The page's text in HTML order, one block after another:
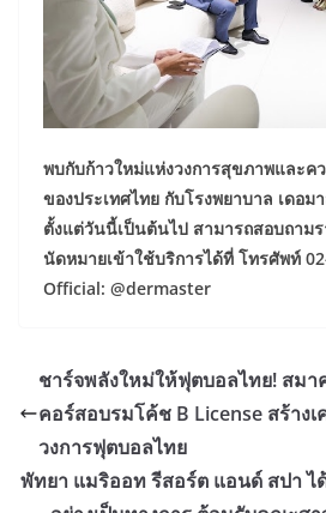
พบกับก้าวใหม่แห่งวงการสุขภาพและค
ของประเทศไทย กับโรงพยาบาล เดอม
ตั้งแต่วันนี้เป็นต้นไป สามารถสอบถามร
นัดหมายเข้าใช้บริการได้ที่ โทรศัพท์
Official: @dermaster
ชาร์จพลังใหม่ให้ฟุตบอลไทย! สมา
คอร์สอบรมโค้ช B License สร้า
วงการฟุตบอลไทย
พัทยา แมริออท รีสอร์ต แอนด์ สปา ไ